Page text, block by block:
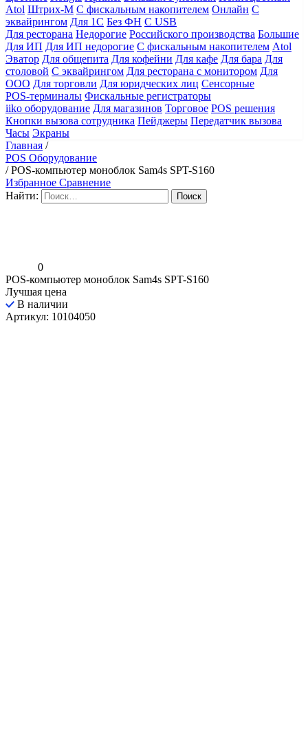
Atol Штрих-М С фискальным накопителем Онлайн С
эквайрингом Для 1С Без ФН С USB
Для ресторана Недорогие Российского производства Большие
Для ИП Для ИП недорогие С фискальным накопителем Atol
Эватор Для общепита Для кофейни Для кафе Для бара Для
столовой С эквайрингом Для ресторана с монитором Для
ООО Для торговли Для юридческих лиц Сенсорные
POS-терминалы Фискальные регистраторы
iiko оборудование Для магазинов Торговое POS решения
Кнопки вызова сотрудника Пейджеры Передатчик вызова
Часы Экраны
Главная /
POS Оборудование
/POS-компьютер моноблок Sam4s SPT-S160
Избранное Сравнение
Найти:
0
POS-компьютер моноблок Sam4s SPT-S160
Лучшая цена
В наличии
Артикул: 10104050